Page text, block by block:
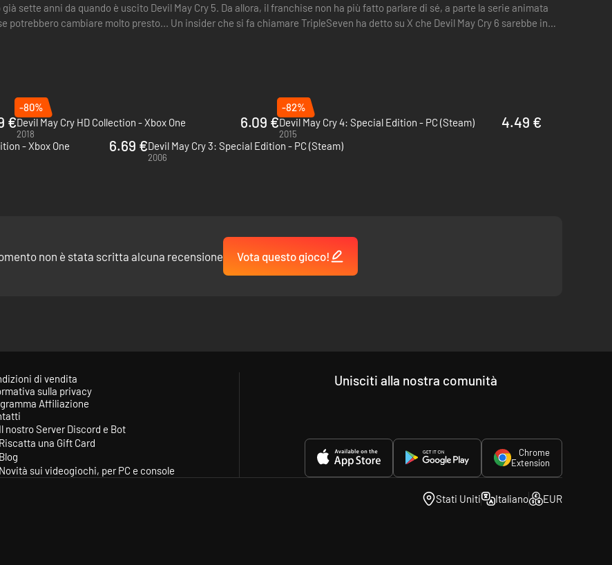
già sette anni da quando è uscito Devil May Cry 5. Da allora, il franchise non ha più fatto parlare di sé, a parte la serie animata
potrebbero cambiare molto presto... Un insider che si fa chiamare TripleSeven ha detto su X che Devil May Cry 6 sarebbe in
€
-80%
Devil May Cry HD Collection - Xbox One
2018
6.09 €
-82%
Devil May Cry 4: Special Edition - PC (Steam)
2015
4.49 €
- Xbox One
6.69 €Devil May Cry 3: Special Edition - PC (Steam)
2006
non è stata scritta alcuna recensione Vota questo gioco!
di vendita
sulla privacy
Affiliazione
nostro Server Discord e Bot
una Gift Card
sui videogiochi, per PC e console
Unisciti alla nostra comunità
Chrome
Extension
Stati Uniti Italiano EUR